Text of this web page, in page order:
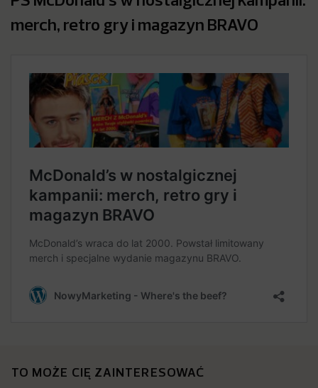
merch, retro gry i magazyn BRAVO
TO MOŻE CIĘ ZAINTERESOWAĆ